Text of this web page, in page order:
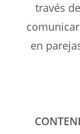
través
en